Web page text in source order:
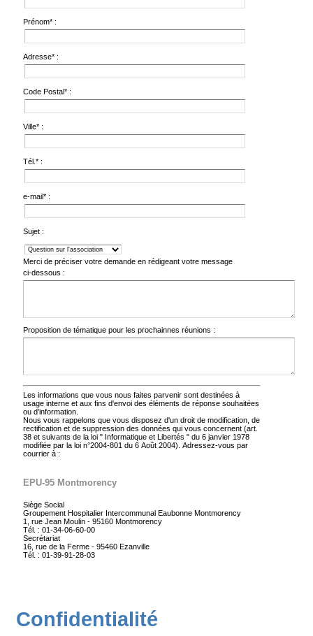
Prénom* :
Adresse* :
Code Postal* :
Ville* :
Tél.* :
e-mail* :
Sujet :
Merci de préciser votre demande en rédigeant votre message
ci-dessous :
Proposition de tématique pour les prochainnes réunions :
Les informations que vous nous faites parvenir sont destinées à
usage interne et aux fins d'envoi des éléments de réponse souhaitées
ou d’information.
Nous vous rappelons que vous disposez d'un droit de modification, de
rectification et de suppression des données qui vous concernent (art.
38 et suivants de la loi " Informatique et Libertés " du 6 janvier 1978
modifiée par la loi n°2004-801 du 6 Août 2004). Adressez-vous par
courrier à :
EPU-95 Montmorency
Siège Social
Groupement Hospitalier Intercommunal Eaubonne Montmorency
1, rue Jean Moulin - 95160 Montmorency
Tél. : 01-34-06-60-00
Secrétariat
16, rue de la Ferme - 95460 Ezanville
Tél. : 01-39-91-28-03
Confidentialité